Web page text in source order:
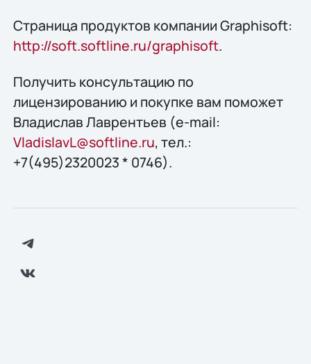
Страница продуктов компании Graphisoft:
http://soft.softline.ru/graphisoft.
Получить конcультацию по
лицензированию и покупке вам поможет
Владислав Лаврентьев (e-mail:
VladislavL@softline.ru, тел.:
+7(495)2320023 * 0746).